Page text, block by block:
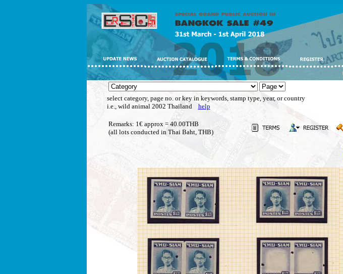
select category, page no. or key in keywords, stamp type, year, or country
i.e., wild animal 2002 Thailand help
Remarks: 1€ approx = 40.00THB
(all lots conducted in Thai Baht, THB)